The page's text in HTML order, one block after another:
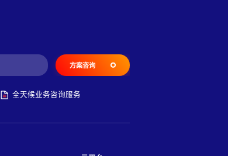
方案咨询
全天候业务咨询服务